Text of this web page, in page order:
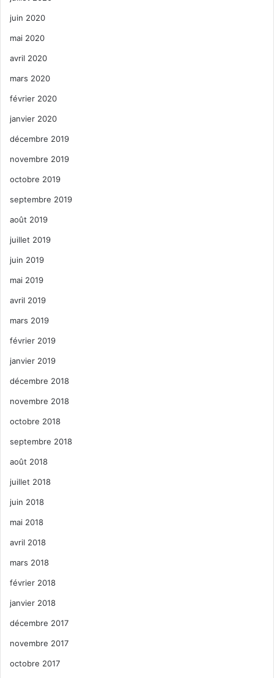
juin 2020
mai 2020
avril 2020
mars 2020
février 2020
janvier 2020
décembre 2019
novembre 2019
octobre 2019
septembre 2019
août 2019
juillet 2019
juin 2019
mai 2019
avril 2019
mars 2019
février 2019
janvier 2019
décembre 2018
novembre 2018
octobre 2018
septembre 2018
août 2018
juillet 2018
juin 2018
mai 2018
avril 2018
mars 2018
février 2018
janvier 2018
décembre 2017
novembre 2017
octobre 2017